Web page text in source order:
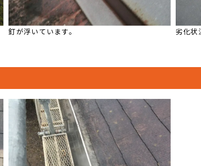
釘が浮いています。 劣化状